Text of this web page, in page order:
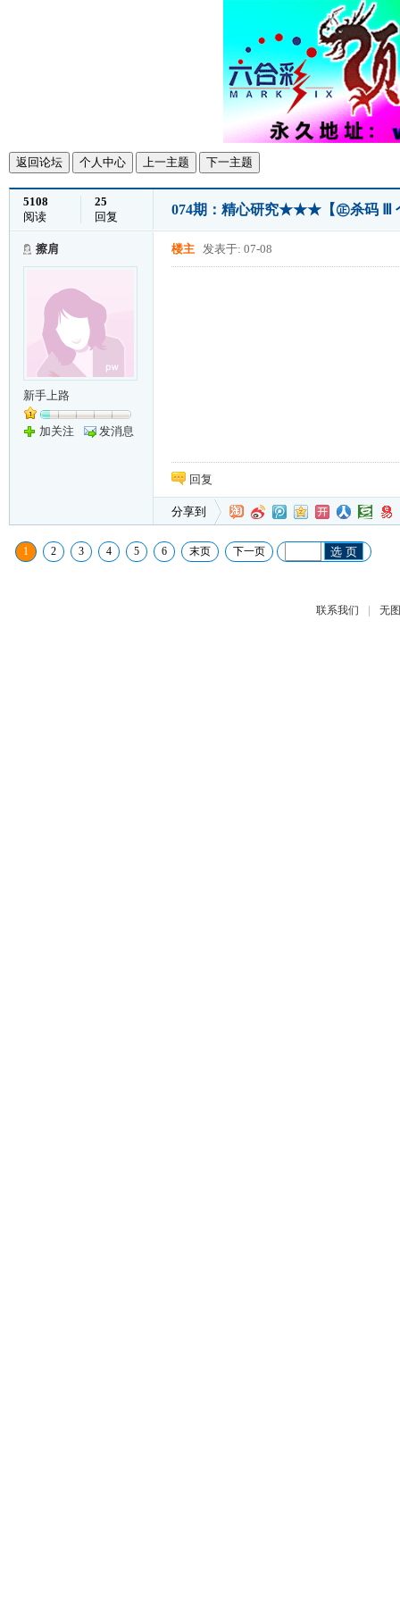
返回论坛 个人中心 上一主题 下一主题
5108
阅读
25
回复
074期：精心研究★★★【㊣杀码
擦肩
新手上路
加关注 发消息
楼主 发表于: 07-08
回复
分享到
1 2 3 4 5 6 末页 下一页 选 页
联系我们 | 无